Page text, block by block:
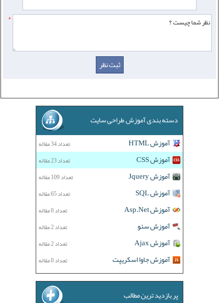
*
دسته بندی آموزش طراحی سایت
آموزش HTML
تعداد 34 مقاله
آموزش CSS تعداد 23 مقاله
آموزش Jquery تعداد 109 مقاله
آموزش SQL تعداد 65 مقاله
آموزش Asp.Net تعداد 0 مقاله
آموزش سئو تعداد 2 مقاله
آموزش Ajax تعداد 2 مقاله
آموزش جاوا اسکریپت تعداد 0 مقاله
پر بازدید ترین مطالب